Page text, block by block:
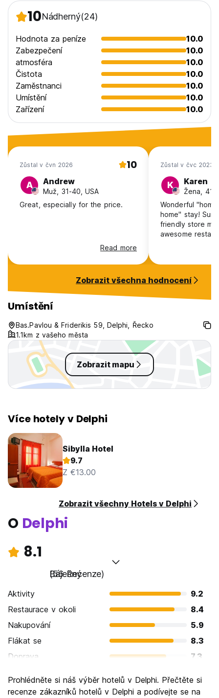
10Nádherný(24)
Hodnota za peníze
10.0
Zabezpečení
10.0
atmosféra
10.0
Čistota
10.0
Zaměstnanci
10.0
Umístění
10.0
Zařízení
10.0
Zůstal v čvn 2026 10
A Andrew
Muž, 31-40, USA
Great, especially for the price.
Read more
Zůstal v čvc 2023
K Karen
Žena,
Wonderful
home" stay!
friendly store
awesome
Zobrazit všechna hodnocení
Umístění
Bas.Pavlou & Friderikis 59, Delphi, Řecko
1.1km z vašeho města
Zobrazit mapu
Více hotely v Delphi
Sibylla Hotel
9.7
Z €13.00
Zobrazit všechny Hotels v Delphi
O Delphi
8.1
Báječný
(56 Recenze)
Aktivity
9.2
Restaurace v okoli
8.4
Nakupování
5.9
Flákat se
8.3
Doprava
7.3
Kultura
9.5
Prohlédněte si náš výběr hotelů v Delphi. Přečtěte si
recenze zákazníků hotelů v Delphi a podívejte se na